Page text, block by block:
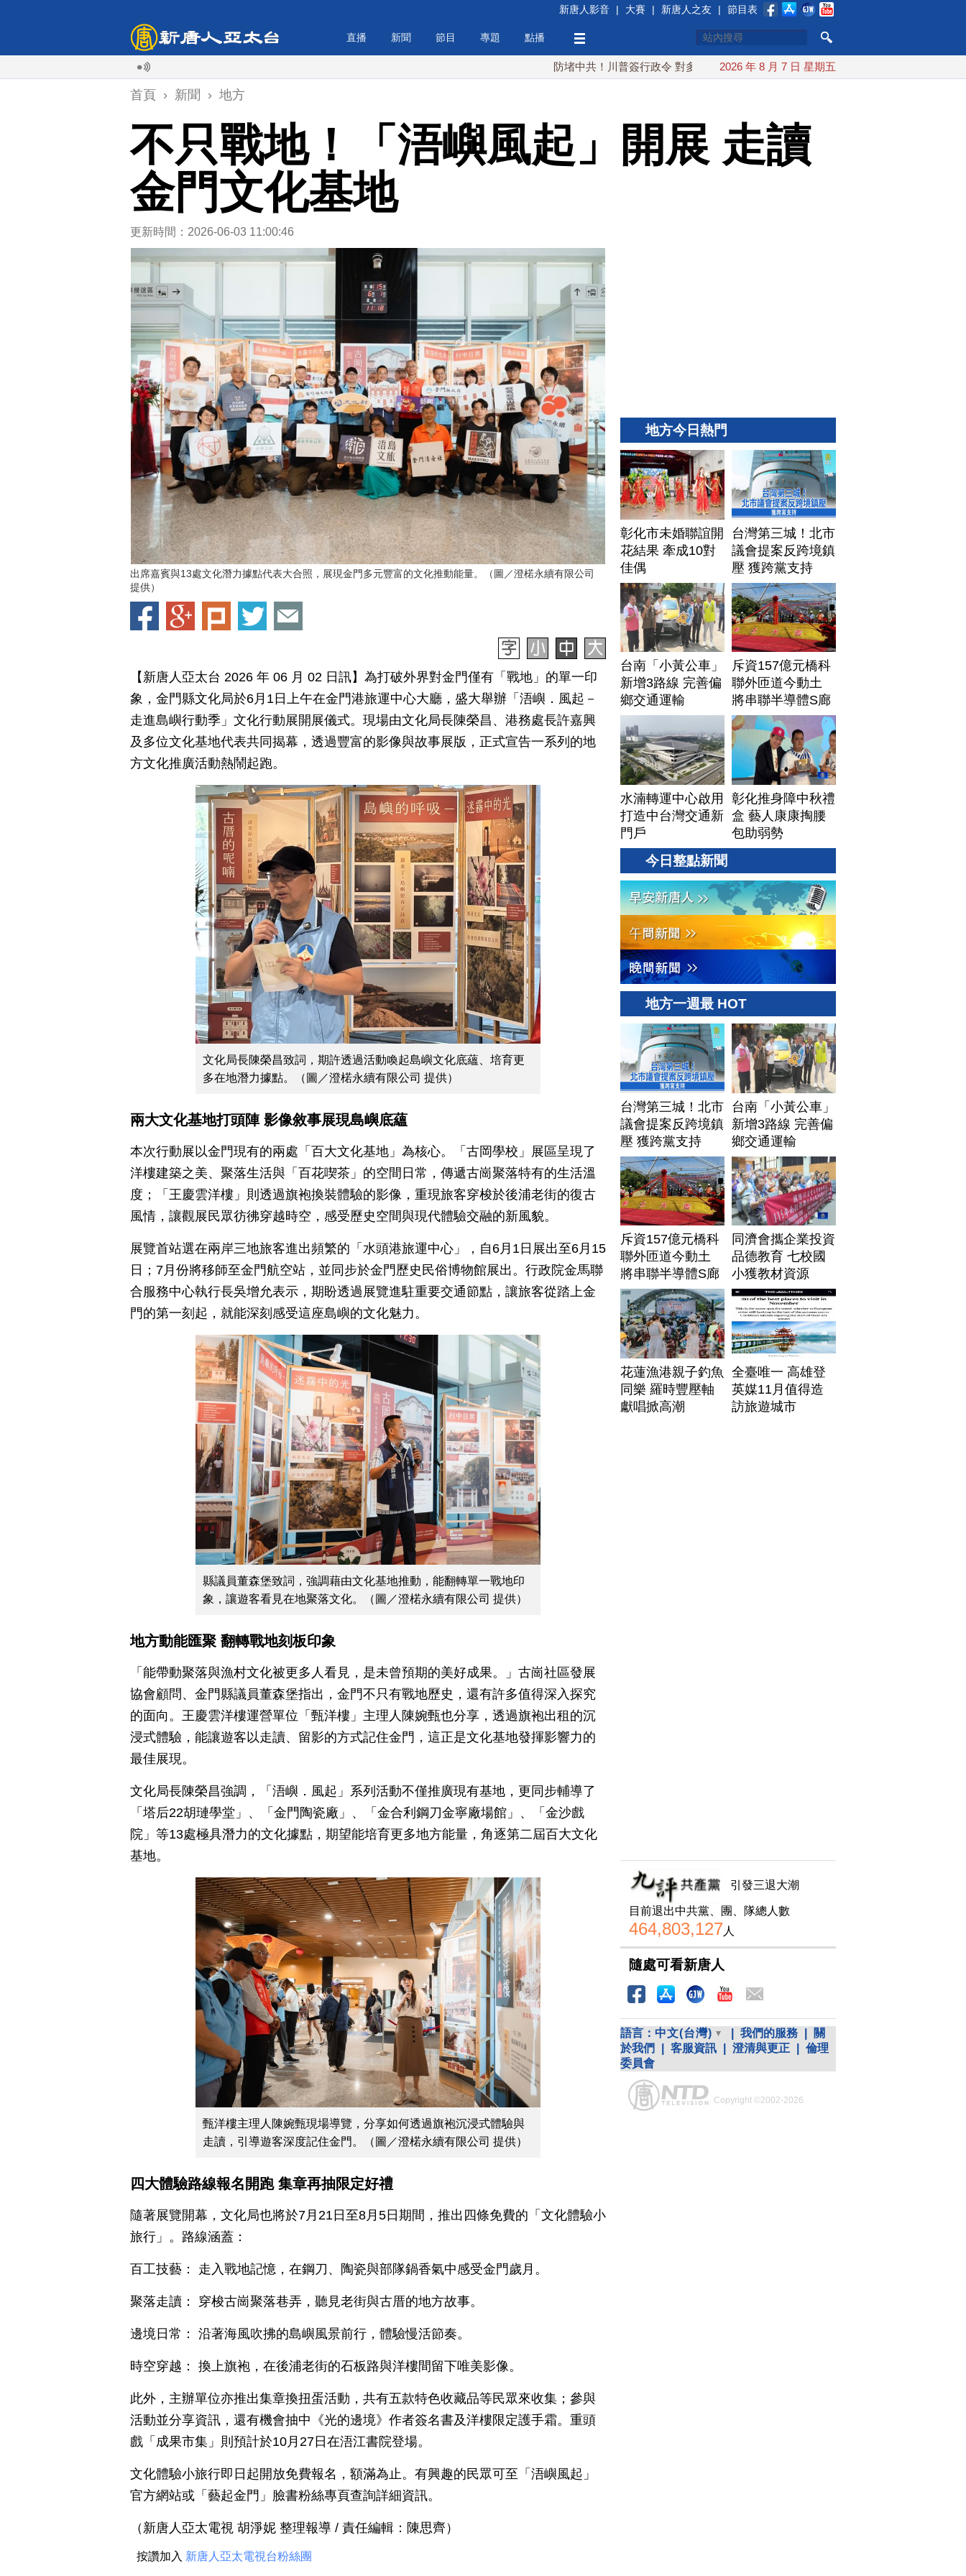
新唐人影音 | 大賽 | 新唐人之友 | 節目表
直播 新聞 節目 專題 點播
防堵中共！川普簽行政令 對多晶矽課15%關稅 日本氣象廳緊盯白海豚颱風 台灣最快下午發
2026 年 8 月 7 日 星期五
首頁 › 新聞 › 地方
不只戰地！「浯嶼風起」開展 走讀
金門文化基地
更新時間：2026-06-03 11:00:46
出席嘉賓與13處文化潛力據點代表大合照，展現金門多元豐富的文化推動能量。（圖／澄楉永續有限公司
提供）
【新唐人亞太台 2026 年 06 月 02 日訊】為打破外界對金門僅有「戰地」的單一印
象，金門縣文化局於6月1日上午在金門港旅運中心大廳，盛大舉辦「浯嶼．風起－
走進島嶼行動季」文化行動展開展儀式。現場由文化局長陳榮昌、港務處長許嘉興
及多位文化基地代表共同揭幕，透過豐富的影像與故事展版，正式宣告一系列的地
方文化推廣活動熱鬧起跑。
文化局長陳榮昌致詞，期許透過活動喚起島嶼文化底蘊、培育更
多在地潛力據點。（圖／澄楉永續有限公司 提供）
兩大文化基地打頭陣 影像敘事展現島嶼底蘊
本次行動展以金門現有的兩處「百大文化基地」為核心。「古岡學校」展區呈現了
洋樓建築之美、聚落生活與「百花喫茶」的空間日常，傳遞古崗聚落特有的生活溫
度；「王慶雲洋樓」則透過旗袍換裝體驗的影像，重現旅客穿梭於後浦老街的復古
風情，讓觀展民眾彷彿穿越時空，感受歷史空間與現代體驗交融的新風貌。
展覽首站選在兩岸三地旅客進出頻繁的「水頭港旅運中心」，自6月1日展出至6月15
日；7月份將移師至金門航空站，並同步於金門歷史民俗博物館展出。行政院金馬聯
合服務中心執行長吳增允表示，期盼透過展覽進駐重要交通節點，讓旅客從踏上金
門的第一刻起，就能深刻感受這座島嶼的文化魅力。
縣議員董森堡致詞，強調藉由文化基地推動，能翻轉單一戰地印
象，讓遊客看見在地聚落文化。（圖／澄楉永續有限公司 提供）
地方動能匯聚 翻轉戰地刻板印象
「能帶動聚落與漁村文化被更多人看見，是未曾預期的美好成果。」古崗社區發展
協會顧問、金門縣議員董森堡指出，金門不只有戰地歷史，還有許多值得深入探究
的面向。王慶雲洋樓運營單位「甄洋樓」主理人陳婉甄也分享，透過旗袍出租的沉
浸式體驗，能讓遊客以走讀、留影的方式記住金門，這正是文化基地發揮影響力的
最佳展現。
文化局長陳榮昌強調，「浯嶼．風起」系列活動不僅推廣現有基地，更同步輔導了
「塔后22胡璉學堂」、「金門陶瓷廠」、「金合利鋼刀金寧廠場館」、「金沙戲
院」等13處極具潛力的文化據點，期望能培育更多地方能量，角逐第二屆百大文化
基地。
甄洋樓主理人陳婉甄現場導覽，分享如何透過旗袍沉浸式體驗與
走讀，引導遊客深度記住金門。（圖／澄楉永續有限公司 提供）
四大體驗路線報名開跑 集章再抽限定好禮
隨著展覽開幕，文化局也將於7月21日至8月5日期間，推出四條免費的「文化體驗小
旅行」。路線涵蓋：
百工技藝： 走入戰地記憶，在鋼刀、陶瓷與部隊鍋香氣中感受金門歲月。
聚落走讀： 穿梭古崗聚落巷弄，聽見老街與古厝的地方故事。
邊境日常： 沿著海風吹拂的島嶼風景前行，體驗慢活節奏。
時空穿越： 換上旗袍，在後浦老街的石板路與洋樓間留下唯美影像。
此外，主辦單位亦推出集章換扭蛋活動，共有五款特色收藏品等民眾來收集；參與
活動並分享資訊，還有機會抽中《光的邊境》作者簽名書及洋樓限定護手霜。重頭
戲「成果市集」則預計於10月27日在浯江書院登場。
文化體驗小旅行即日起開放免費報名，額滿為止。有興趣的民眾可至「浯嶼風起」
官方網站或「藝起金門」臉書粉絲專頁查詢詳細資訊。
（新唐人亞太電視 胡淨妮 整理報導 / 責任編輯：陳思齊）
按讚加入 新唐人亞太電視台粉絲團
地方今日熱門
彰化市未婚聯誼開
花結果 牽成10對
佳偶
台灣第三城！北市
議會提案反跨境鎮
壓 獲跨黨支持
台南「小黃公車」
新增3路線 完善偏
鄉交通運輸
斥資157億元橋科
聯外匝道今動土
將串聯半導體S廊
帶
水湳轉運中心啟用
打造中台灣交通新
門戶
彰化推身障中秋禮
盒 藝人康康掏腰
包助弱勢
今日整點新聞
地方一週最 HOT
台灣第三城！北市
議會提案反跨境鎮
壓 獲跨黨支持
台南「小黃公車」
新增3路線 完善偏
鄉交通運輸
斥資157億元橋科
聯外匝道今動土
將串聯半導體S廊
帶
同濟會攜企業投資
品德教育 七校國
小獲教材資源
花蓮漁港親子釣魚
同樂 羅時豐壓軸
獻唱掀高潮
全臺唯一 高雄登
英媒11月值得造
訪旅遊城市
引發三退大潮
目前退出中共黨、團、隊總人數
464,803,127人
隨處可看新唐人
語言： 中文(台灣) 我們的服務
關
於我們
客服資訊 澄清與更正
倫理
委員會
Copyright ©2002-2026